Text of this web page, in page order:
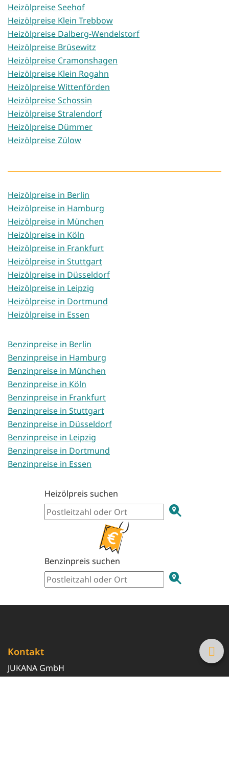
Heizölpreise Seehof
Heizölpreise Klein Trebbow
Heizölpreise Dalberg-Wendelstorf
Heizölpreise Brüsewitz
Heizölpreise Cramonshagen
Heizölpreise Klein Rogahn
Heizölpreise Wittenförden
Heizölpreise Schossin
Heizölpreise Stralendorf
Heizölpreise Dümmer
Heizölpreise Zülow
Heizölpreise in Berlin
Heizölpreise in Hamburg
Heizölpreise in München
Heizölpreise in Köln
Heizölpreise in Frankfurt
Heizölpreise in Stuttgart
Heizölpreise in Düsseldorf
Heizölpreise in Leipzig
Heizölpreise in Dortmund
Heizölpreise in Essen
Benzinpreise in Berlin
Benzinpreise in Hamburg
Benzinpreise in München
Benzinpreise in Köln
Benzinpreise in Frankfurt
Benzinpreise in Stuttgart
Benzinpreise in Düsseldorf
Benzinpreise in Leipzig
Benzinpreise in Dortmund
Benzinpreise in Essen
Heizölpreis suchen
Benzinpreis suchen
Kontakt
JUKANA GmbH